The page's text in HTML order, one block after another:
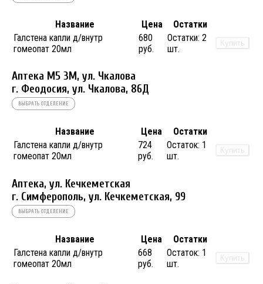
Название Цена
Остатки
Галстена капли д/внутр
гомеопат 20мл
680
руб.
Остатки: 2
шт.
Купить
Аптека М5 3М, ул. Чкалова
г. Феодосия, ул. Чкалова, 86Д
ВЫБРАТЬ ОТДЕЛЕНИЕ
Название Цена
Остатки
Галстена капли д/внутр
гомеопат 20мл
724
руб.
Остаток: 1
шт.
Купить
Аптека, ул. Кечкеметская
г. Симферополь, ул. Кечкеметская, 99
ВЫБРАТЬ ОТДЕЛЕНИЕ
Название Цена
Остатки
Галстена капли д/внутр
гомеопат 20мл
668
руб.
Остаток: 1
шт.
Купить